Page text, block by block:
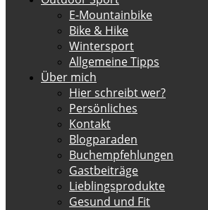
E-Mountainbike
Bike & Hike
Wintersport
Allgemeine Tipps
Über mich
Hier schreibt wer?
Persönliches
Kontakt
Blogparaden
Buchempfehlungen
Gastbeiträge
Lieblingsprodukte
Gesund und Fit